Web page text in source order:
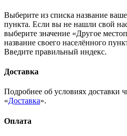
Выберите из списка название
пункта. Если вы не нашли свой
выберите значение «Другое
название своего населённого
Введите правильный индекс.
Доставка
Подробнее об условиях доставки
«Доставка».
Оплата